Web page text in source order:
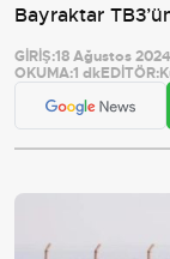
Bayraktar
GİRİŞ:18 Ağustos
OKUMA:1 dkEDİTÖR: